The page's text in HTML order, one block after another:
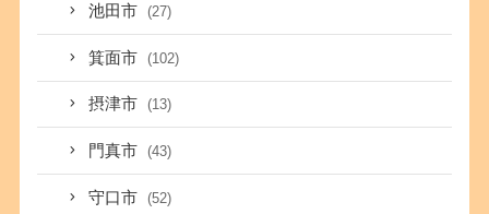
池田市 (27)
箕面市 (102)
摂津市 (13)
門真市 (43)
守口市 (52)